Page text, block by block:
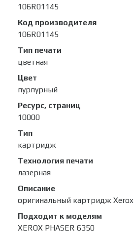
106R01145
Код производителя
106R01145
Тип печати
цветная
Цвет
пурпурный
Ресурс, страниц
10000
Тип
картридж
Технология печати
лазерная
Описание
оригинальный картридж Xerox
Подходит к моделям
XEROX PHASER 6350